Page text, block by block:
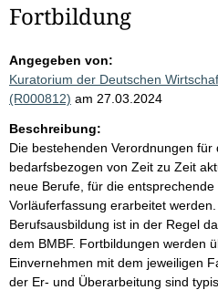
Fortbildung
Angegeben von:
Kuratorium der Deutschen
(R000812) am 27.03.2024
Beschreibung:
Die bestehenden Verordnungen
bedarfsbezogen von Zeit zu Zeit
neue Berufe, für die
Vorläuferfassung erarbeitet
Berufsausbildung ist in der Regel
dem BMBF. Fortbildungen werden
Einvernehmen mit dem jeweiligen
der Er- und Überarbeitung sind